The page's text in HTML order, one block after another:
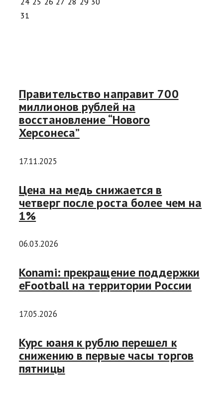
31
Правительство направит 700
миллионов рублей на
восстановление “Нового
Херсонеса”
17.11.2025
Цена на медь снижается в
четверг после роста более чем на
1%
06.03.2026
Konami: прекращение поддержки
eFootball на территории России
17.05.2026
Курс юаня к рублю перешел к
снижению в первые часы торгов
пятницы